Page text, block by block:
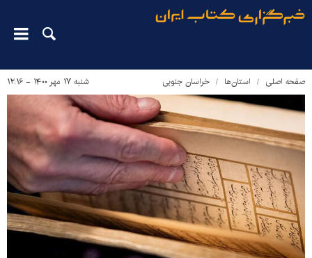
صفحه اصلی استان‌ها خراسان جنوبی شنبه ۱۷ مهر ۱۴۰۰ - ۱۲:۱۶